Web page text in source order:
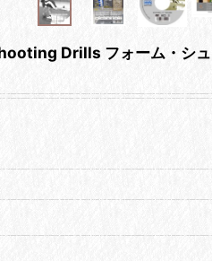
Drills フォーム・シュ